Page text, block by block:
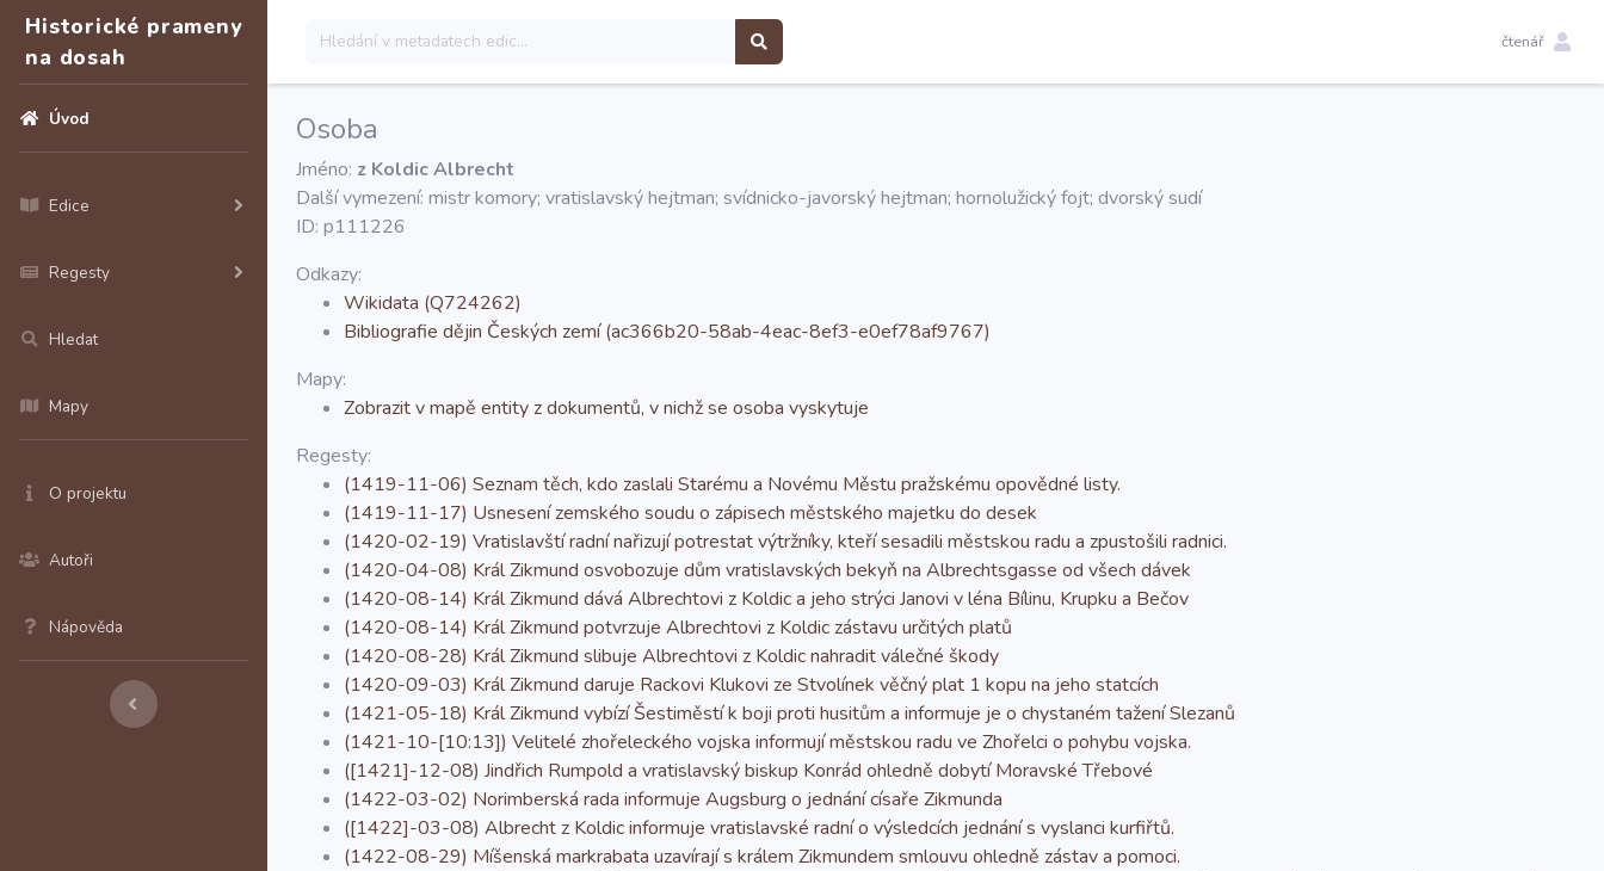
Historické prameny
na dosah
Úvod
Edice
Regesty
Hledat
Mapy
O projektu
Autoři
Nápověda
čtenář
Osoba
Jméno: z Koldic Albrecht
Další vymezení: mistr komory; vratislavský hejtman; svídnicko-javorský hejtman; hornolužický fojt; dvorský sudí
ID: p111226
Odkazy:
Wikidata (Q724262)
Bibliografie dějin Českých zemí (ac366b20-58ab-4eac-8ef3-e0ef78af9767)
Mapy:
Zobrazit v mapě entity z dokumentů, v nichž se osoba vyskytuje
Regesty:
(1419-11-06) Seznam těch, kdo zaslali Starému a Novému Městu pražskému opovědné listy.
(1419-11-17) Usnesení zemského soudu o zápisech městského majetku do desek
(1420-02-19) Vratislavští radní nařizují potrestat výtržníky, kteří sesadili městskou radu a zpustošili radnici.
(1420-04-08) Král Zikmund osvobozuje dům vratislavských bekyň na Albrechtsgasse od všech dávek
(1420-08-14) Král Zikmund dává Albrechtovi z Koldic a jeho strýci Janovi v léna Bílinu, Krupku a Bečov
(1420-08-14) Král Zikmund potvrzuje Albrechtovi z Koldic zástavu určitých platů
(1420-08-28) Král Zikmund slibuje Albrechtovi z Koldic nahradit válečné škody
(1420-09-03) Král Zikmund daruje Rackovi Klukovi ze Stvolínek věčný plat 1 kopu na jeho statcích
(1421-05-18) Král Zikmund vybízí Šestiměstí k boji proti husitům a informuje je o chystaném tažení Slezanů
(1421-10-[10:13]) Velitelé zhořeleckého vojska informují městskou radu ve Zhořelci o pohybu vojska.
([1421]-12-08) Jindřich Rumpold a vratislavský biskup Konrád ohledně dobytí Moravské Třebové
(1422-03-02) Norimberská rada informuje Augsburg o jednání císaře Zikmunda
([1422]-03-08) Albrecht z Koldic informuje vratislavské radní o výsledcích jednání s vyslanci kurfiřtů.
(1422-08-29) Míšenská markrabata uzavírají s králem Zikmundem smlouvu ohledně zástav a pomoci.